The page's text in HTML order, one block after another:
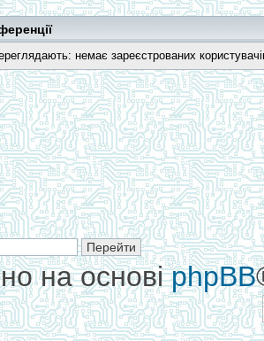
немає зареєстрованих
на основіphpBB